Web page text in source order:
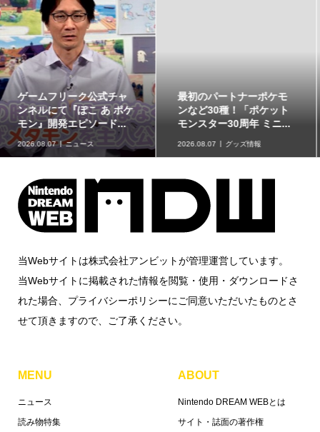
最初のパートナーポケモ
ンなど30種！「ポケット
モンスター30周年 ミニ...
2026.08.07 グッズ情報
ポケモンの姿のソフビ貯
金箱「ポケモンコインバ
ンク」に、ゲンガーな...
2026.08.07 グッズ情報
当Webサイトは株式会社アンビットが管理運営しています。
当Webサイトに掲載された情報を閲覧・使用・ダウンロードさ
れた場合、プライバシーポリシーにご同意いただいたものとさ
せて頂きますので、ご了承ください。
MENU
ニュース
読み物特集
ABOUT
Nintendo DREAM WEBとは
サイト・誌面の著作権